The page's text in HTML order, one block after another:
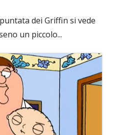
dei Griffin si vede
un piccolo...